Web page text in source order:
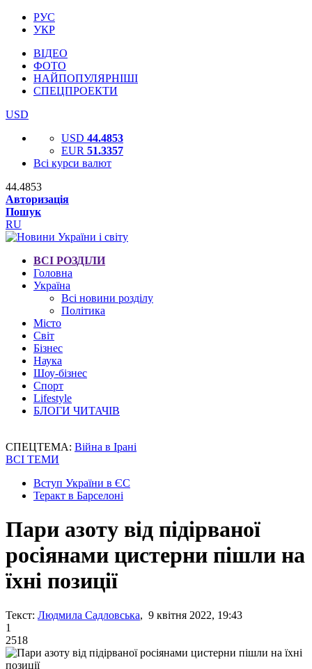
РУС
УКР
ВІДЕО
ФОТО
НАЙПОПУЛЯРНІШІ
СПЕЦПРОЕКТИ
USD
USD 44.4853
EUR 51.3357
Всі курси валют
44.4853
Авторизація
Пошук
RU
ВСІ РОЗДІЛИ
Головна
Україна
Всі новини розділу
Політика
Місто
Світ
Бізнес
Наука
Шоу-бізнес
Спорт
Lifestyle
БЛОГИ ЧИТАЧІВ
СПЕЦТЕМА: Війна в Ірані
ВСІ ТЕМИ
Вступ України в ЄС
Теракт в Барселоні
Пари азоту від підірваної
росіянами цистерни пішли на
їхні позиції
Текст: Людмила Садловська, 9 квітня 2022, 19:43
1
2518